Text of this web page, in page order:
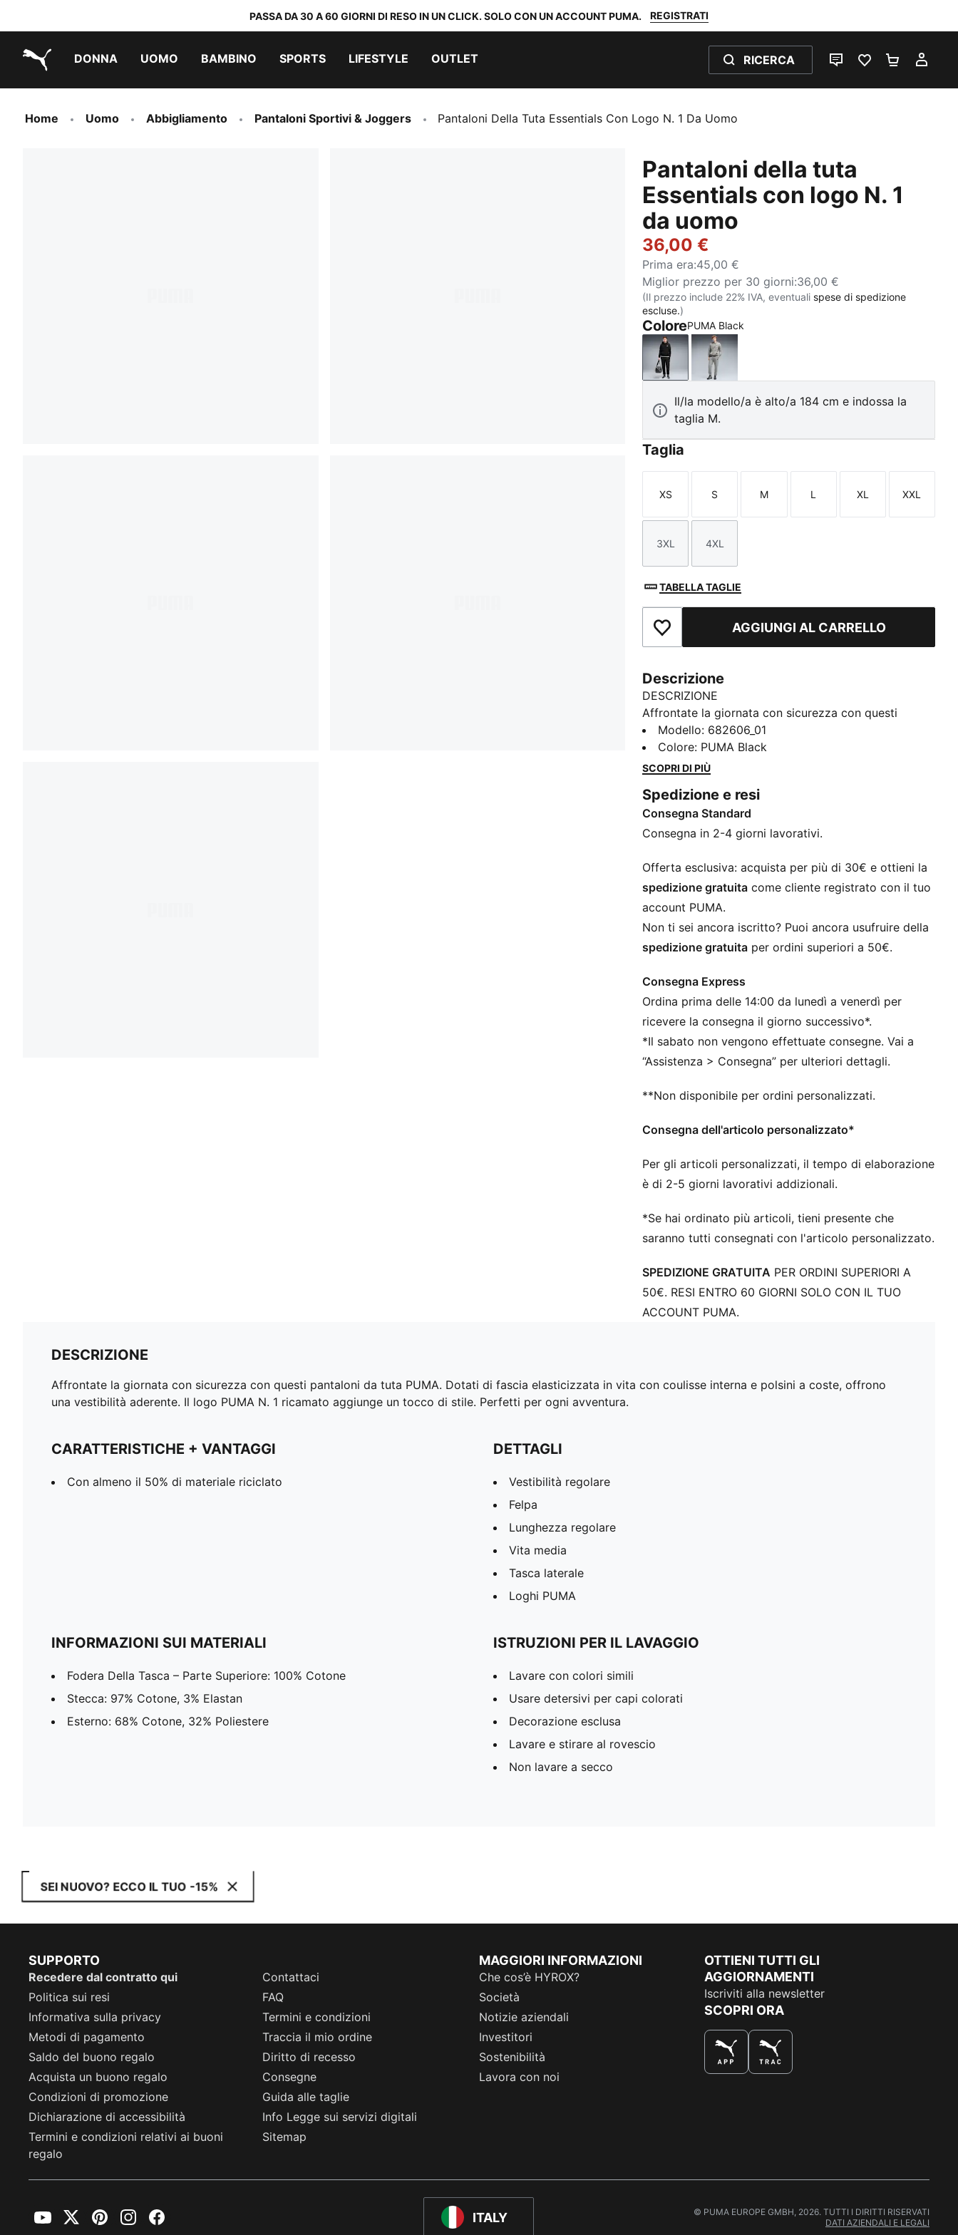
PASSA DA 30 A 60 GIORNI DI RESO IN UN CLICK. SOLO CON UN ACCOUNT PUMA. REGISTRATI
DONNA UOMO BAMBINO SPORTS LIFESTYLE OUTLET RICERCA
CHAT PREFERITI 0
Home Uomo Abbigliamento Pantaloni Sportivi & Joggers Pantaloni Della Tuta Essentials Con Logo N. 1 Da Uomo
Pantaloni della tuta
Essentials con logo N. 1
da uomo
36,00 €
Prima era:45,00 €
Miglior prezzo per 30 giorni:36,00 €
(Il prezzo include 22% IVA, eventuali spese di spedizione
escluse.)
ColorePUMA Black
PUMA BlackMedium Gray Heather
Il/la modello/a è alto/a 184 cm e indossa la
taglia M.
Taglia
Taglia
XS
Taglia
S
Taglia
M
Taglia
L
Taglia
XL
Taglia
XXL
Taglia
3XL
Taglia
4XL
TABELLA TAGLIE
Aggiungi ai PreferitiAGGIUNGI AL CARRELLO
Descrizione
DESCRIZIONE
Affrontate la giornata con sicurezza con questi
pantaloni da tuta PUMA. Dotati di fascia elasticizzata
in vita con coulisse interna e polsini a coste, offrono
una vestibilità aderente. Il logo PUMA N. 1 ricamato
avventura.
CARATTERISTICHE + VANTAGGI
Con almeno il 50% di materiale riciclato
Vestibilità regolare
Felpa
Lunghezza regolare
Tasca laterale
Loghi PUMA
Modello: 682606_01
Colore: PUMA Black
SCOPRI DI PIÙ
Spedizione e resi
Consegna Standard
Consegna in 2-4 giorni lavorativi.
Offerta esclusiva: acquista per più di 30€ e ottieni la
spedizione gratuita come cliente registrato con il tuo
account PUMA.
Non ti sei ancora iscritto? Puoi ancora usufruire della
spedizione gratuita per ordini superiori a 50€.
Consegna Express
Ordina prima delle 14:00 da lunedì a venerdì per
ricevere la consegna il giorno successivo*.
*Il sabato non vengono effettuate consegne. Vai a
“Assistenza > Consegna” per ulteriori dettagli.
**Non disponibile per ordini personalizzati.
Consegna dell'articolo personalizzato*
Per gli articoli personalizzati, il tempo di elaborazione
è di 2-5 giorni lavorativi addizionali.
*Se hai ordinato più articoli, tieni presente che
saranno tutti consegnati con l'articolo personalizzato.
SPEDIZIONE GRATUITA PER ORDINI SUPERIORI A
50€. RESI ENTRO 60 GIORNI SOLO CON IL TUO
ACCOUNT PUMA.
DESCRIZIONE
Affrontate la giornata con sicurezza con questi pantaloni da tuta PUMA. Dotati di fascia elasticizzata in vita con coulisse interna e polsini a coste, offrono
una vestibilità aderente. Il logo PUMA N. 1 ricamato aggiunge un tocco di stile. Perfetti per ogni avventura.
CARATTERISTICHE + VANTAGGI
Con almeno il 50% di materiale riciclato
DETTAGLI
Vestibilità regolare
Felpa
Lunghezza regolare
Vita media
Tasca laterale
Loghi PUMA
INFORMAZIONI SUI MATERIALI
Fodera Della Tasca – Parte Superiore: 100% Cotone
Stecca: 97% Cotone, 3% Elastan
Esterno: 68% Cotone, 32% Poliestere
ISTRUZIONI PER IL LAVAGGIO
Lavare con colori simili
Usare detersivi per capi colorati
Decorazione esclusa
Lavare e stirare al rovescio
Non lavare a secco
SEI NUOVO? ECCO IL TUO -15%
SUPPORTO
Recedere dal contratto qui
Contattaci
Politica sui resi
FAQ
Informativa sulla privacy
Termini e condizioni
Metodi di pagamento
Traccia il mio ordine
Saldo del buono regalo
Diritto di recesso
Acquista un buono regalo
Consegne
Condizioni di promozione
Guida alle taglie
Dichiarazione di accessibilità
Info Legge sui servizi digitali
Termini e condizioni relativi ai buoni
regalo
Sitemap
MAGGIORI INFORMAZIONI
Che cos’è HYROX?
Società
Notizie aziendali
Investitori
Sostenibilità
Lavora con noi
OTTIENI TUTTI GLI
AGGIORNAMENTI
Iscriviti alla newsletter
SCOPRI ORA
ITALY
YouTubeTwitterPinterestInstagramFacebook
© PUMA EUROPE GMBH, 2026. TUTTI I DIRITTI RISERVATI
DATI AZIENDALI E LEGALI